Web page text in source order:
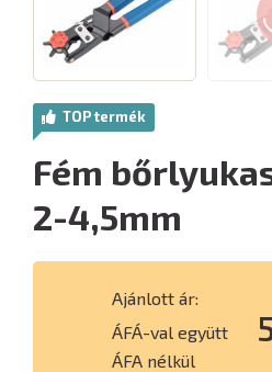
TOP termék
Fém
2-4,5mm
Ajánlott ár:
ÁFÁ-val együtt
ÁFA nélkül